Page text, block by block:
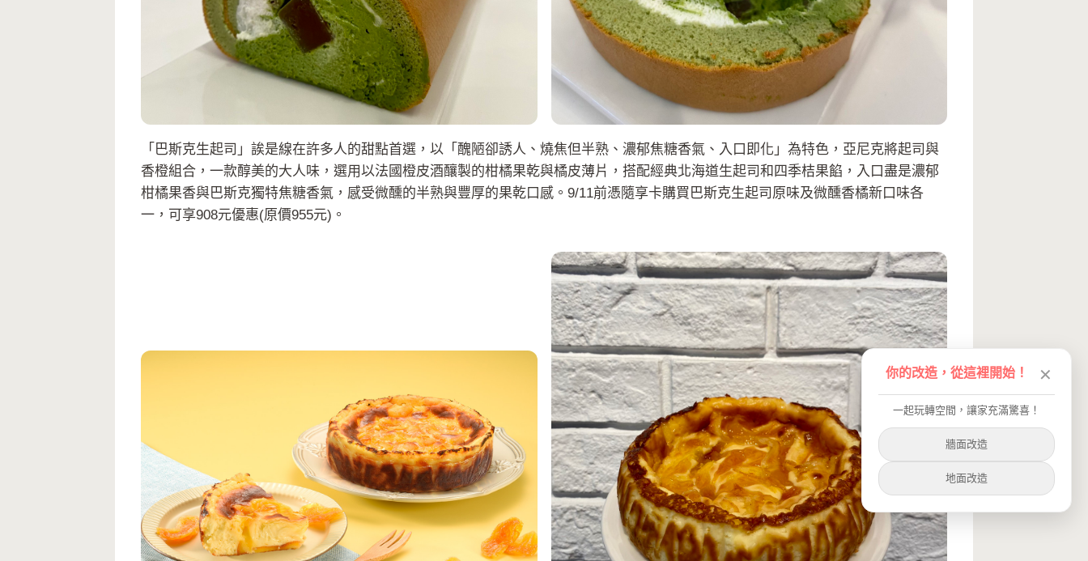
「巴斯克生起司」誒是線在許多人的甜點首選，以「醜陋卻誘人、燒焦但半熟、濃郁焦糖香氣、入口即化」為特色，亞尼克將起司與
香橙組合，一款醇美的大人味，選用以法國橙皮酒釀製的柑橘果乾與橘皮薄片，搭配經典北海道生起司和四季桔果餡，入口盡是濃郁
柑橘果香與巴斯克獨特焦糖香氣，感受微醺的半熟與豐厚的果乾口感。9/11前憑隨享卡購買巴斯克生起司原味及微醺香橘新口味各
一，可享908元優惠(原價955元)。
你的改造，從這裡開始！ ✕
一起玩轉空間，讓家充滿驚喜！
牆面改造
地面改造